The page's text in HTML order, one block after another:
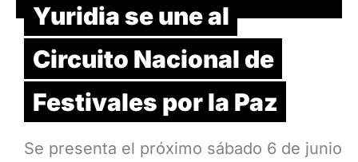
Yuridia se une al
Circuito Nacional de
Festivales por la Paz
Se presenta el próximo sábado 6 de junio